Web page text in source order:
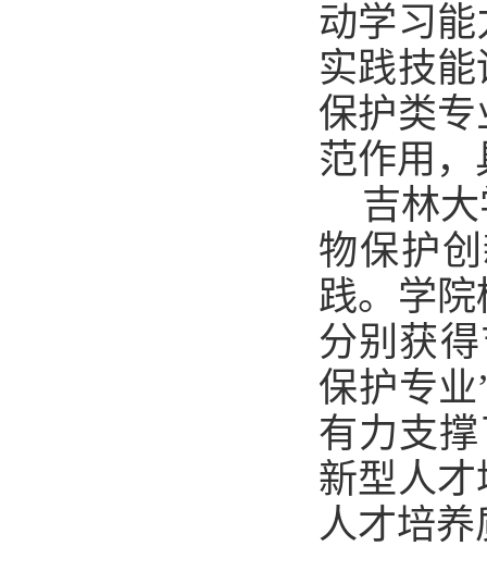
动学习
实践技
保护类
范作用
吉林
物保护
践。学
分别获
保护专
有力支
新型人
人才培养